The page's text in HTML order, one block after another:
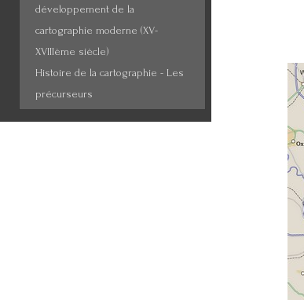
développement de la
cartographie moderne (XV-
XVIIIème siècle)
Histoire de la cartographie - Les
précurseurs